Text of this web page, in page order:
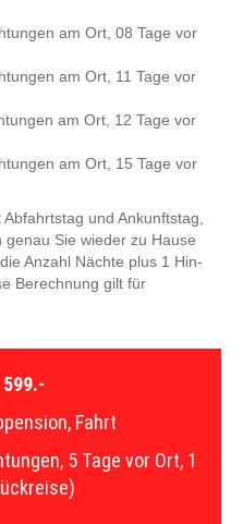
am Ort, 08 Tage vor
am Ort, 11 Tage vor
am Ort, 12 Tage vor
am Ort, 15 Tage vor
und Ankunftstag,
Sie wieder zu Hause
Anzahl Nächte plus 1 Hin-
Berechnung gilt für
599.-
Fahrt
5 Tage vor Ort, 1